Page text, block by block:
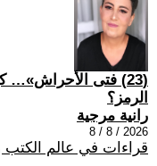
(23) فتى الأحراش»…
الرمز؟
رانية مرجية
2026 / 8 / 8
قراءات في عالم